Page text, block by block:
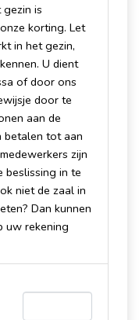
is
korting. Let
in het gezin,
U dient
of door ons
door te
aan de
betalen tot aan
zijn
beslissing in te
niet de zaal in
Dan kunnen
uw rekening